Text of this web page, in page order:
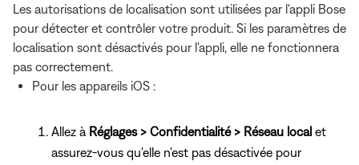
Les autorisations de localisation sont utilisées par l'appli Bose
pour détecter et contrôler votre produit. Si les paramètres de
localisation sont désactivés pour l'appli, elle ne fonctionnera
pas correctement.
Pour les appareils iOS :
Allez à Réglages > Confidentialité > Réseau local et
assurez-vous qu'elle n'est pas désactivée pour